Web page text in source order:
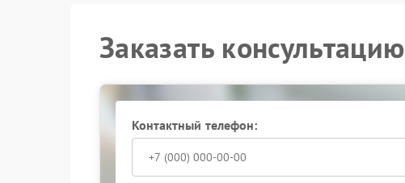
Заказать консультацию
Контактный телефон: